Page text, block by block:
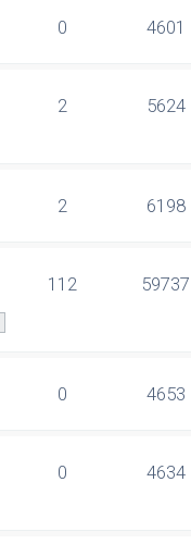
0 4601
2 5624
2 6198
112 59737
0 4653
0 4634